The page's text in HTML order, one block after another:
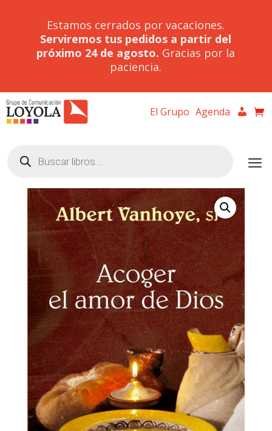
Estamos cerrados por vacaciones.
Serviremos tus pedidos a partir del
próximo 24 de agosto. Gracias por la
paciencia.
El Grupo Agenda
productos